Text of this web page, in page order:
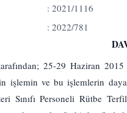
: 2021/1116
: 2022/781
25-29 Haziran 2015
işlemin ve bu işlemlerin
Sınıfı Personeli Rütbe